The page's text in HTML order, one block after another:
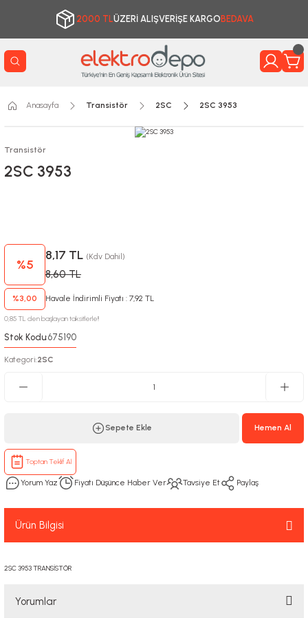
2000 TLÜZERİ ALIŞVERİŞE KARGO BEDAVA
Anasayfa Transistör 2SC 2SC 3953
Transistör
2SC 3953
%5
8,17 TL (Kdv Dahil)
8,60 TL
%3,00 Havale İndirimli Fiyatı : 7,92 TL
0,85 TL den başlayan taksitlerle!!
Stok Kodu:675190
Kategori:2SC
Sepete Ekle Hemen Al
Toptan Teklif Al
Yorum Yaz Fiyatı Düşünce Haber Ver Tavsiye Et Paylaş
Ürün Bilgisi
2SC 3953 TRANSİSTÖR
Yorumlar